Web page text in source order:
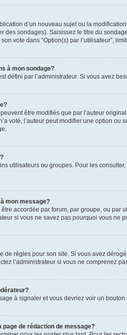
d’un nouveau sujet ou la
des sondages). Saisissez le titre du
vote dans “Option(s) par l’utilisateur”,
à mon sondage?
défini par l’administrateur. Si vous avez
être modifiés que par l’auteur
voté, l’auteur peut modifier une option
utilisateurs ou groupes. Pour les
mon message?
accordée par forum, par groupe, ou
si vous ne savez pas pourquoi vous ne
règles pour son site. Si vous avez
l’administrateur si vous ne comprenez
à signaler et vous devriez voir un
page de rédaction de message?